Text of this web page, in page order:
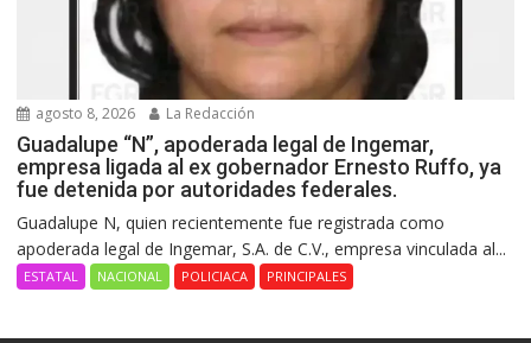
agosto 8, 2026 La Redacción
Guadalupe “N”, apoderada legal de Ingemar,
empresa ligada al ex gobernador Ernesto Ruffo, ya
fue detenida por autoridades federales.
Guadalupe N, quien recientemente fue registrada como
apoderada legal de Ingemar, S.A. de C.V., empresa vinculada al...
ESTATAL NACIONAL POLICIACA PRINCIPALES